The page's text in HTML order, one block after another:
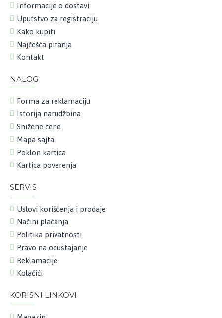
Informacije o dostavi
Uputstvo za registraciju
Kako kupiti
Najčešća pitanja
Kontakt
NALOG
Forma za reklamaciju
Istorija narudžbina
Snižene cene
Mapa sajta
Poklon kartica
Kartica poverenja
SERVIS
Uslovi korišćenja i prodaje
Načini plaćanja
Politika privatnosti
Pravo na odustajanje
Reklamacije
Kolačići
KORISNI LINKOVI